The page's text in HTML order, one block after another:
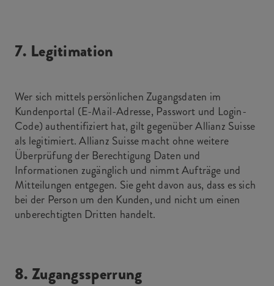
7. Legitimation
Wer sich mittels persönlichen Zugangsdaten im
Kundenportal (E-Mail-Adresse, Passwort und Login-
Code) authentifiziert hat, gilt gegenüber Allianz Suisse
als legitimiert. Allianz Suisse macht ohne weitere
Überprüfung der Berechtigung Daten und
Informationen zugänglich und nimmt Aufträge und
Mitteilungen entgegen. Sie geht davon aus, dass es sich
bei der Person um den Kunden, und nicht um einen
unberechtigten Dritten handelt.
8. Zugangssperrung